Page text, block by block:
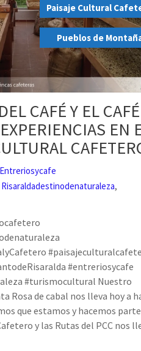
Paisaje Cultural
,
Pueblos de
CAFÉ Y EL
EN
Entreriosycafe
Risaraldadestinodenaturaleza,
#entreriosycafe
#turismocultural Nuestro
Rosa de cabal nos lleva hoy a
que estamos y hacemos
y las Rutas del PCC nos